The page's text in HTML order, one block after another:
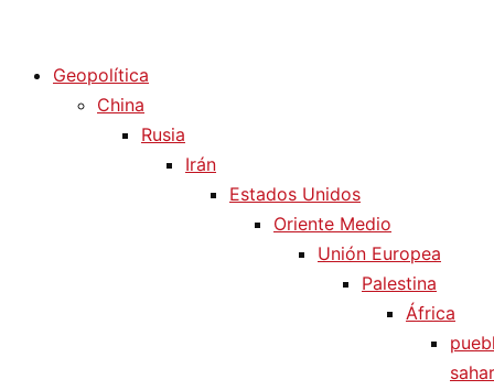
Geopolítica
China
Rusia
Irán
Estados Unidos
Oriente Medio
Unión Europea
Palestina
África